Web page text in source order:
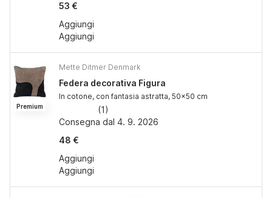
53 €
Aggiungi
Aggiungi
Premium
Mette Ditmer Denmark
Federa decorativa Figura
In cotone, con fantasia astratta, 50x50 cm
(1)
Consegna dal 4. 9. 2026
48 €
Aggiungi
Aggiungi